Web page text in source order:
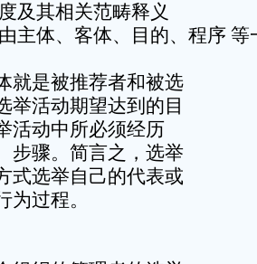
及其相关范畴释义
主体、客体、目的、程序
就是被推荐者和被选
举活动期望达到的目
活动中所必须经历
步骤。简言之，选举
式选举自己的代表或
为过程。